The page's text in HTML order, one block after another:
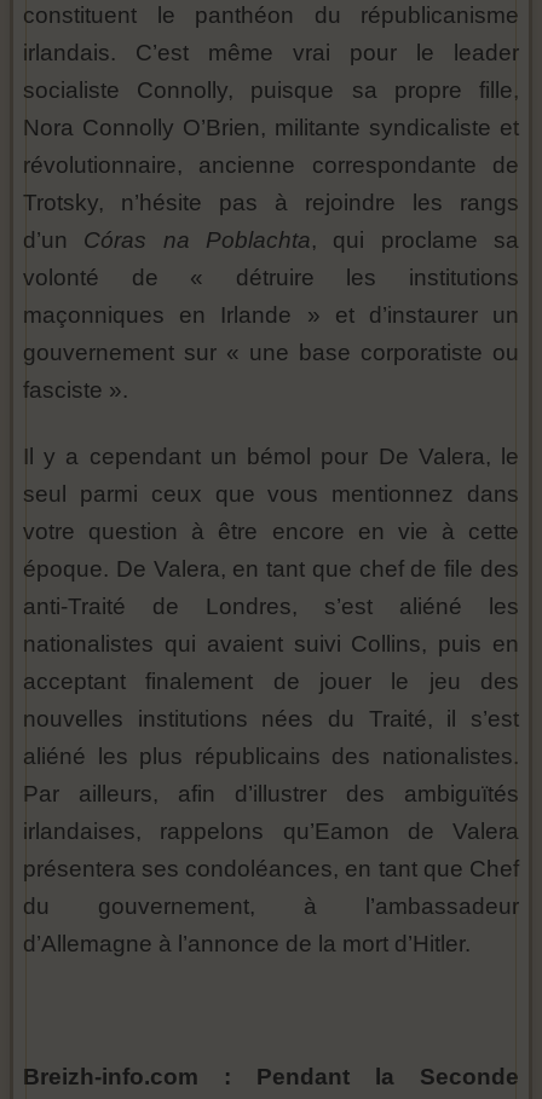
constituent le panthéon du républicanisme
irlandais. C’est même vrai pour le leader
socialiste Connolly, puisque sa propre fille,
Nora Connolly O’Brien, militante syndicaliste et
révolutionnaire, ancienne correspondante de
Trotsky, n’hésite pas à rejoindre les rangs
d’un Córas na Poblachta, qui proclame sa
volonté de « détruire les institutions
maçonniques en Irlande » et d’instaurer un
gouvernement sur « une base corporatiste ou
fasciste ».
Il y a cependant un bémol pour De Valera, le
seul parmi ceux que vous mentionnez dans
votre question à être encore en vie à cette
époque. De Valera, en tant que chef de file des
anti-Traité de Londres, s’est aliéné les
nationalistes qui avaient suivi Collins, puis en
acceptant finalement de jouer le jeu des
nouvelles institutions nées du Traité, il s’est
aliéné les plus républicains des nationalistes.
Par ailleurs, afin d’illustrer des ambiguïtés
irlandaises, rappelons qu’Eamon de Valera
présentera ses condoléances, en tant que Chef
du gouvernement, à l’ambassadeur
d’Allemagne à l’annonce de la mort d’Hitler.
Breizh-info.com : Pendant la Seconde